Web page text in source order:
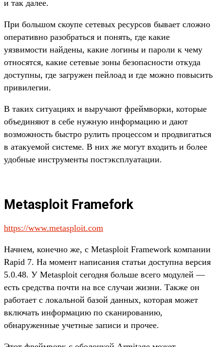
и так далее.
При большом скоупе сетевых ресурсов бывает сложно
оперативно разобраться и понять, где какие
уязвимости найдены, какие логины и пароли к чему
относятся, какие сетевые зоны безопасности откуда
доступны, где загружен пейлоад и где можно повысить
привилегии.
В таких ситуациях и выручают фреймворки, которые
объединяют в себе нужную информацию и дают
возможность быстро рулить процессом и продвигаться
в атакуемой системе. В них же могут входить и более
удобные инструменты постэксплуатации.
Metasploit Framefork
https://www.metasploit.com
Начнем, конечно же, с Metasploit Framework компании
Rapid 7. На момент написания статьи доступна версия
5.0.48. У Metasploit сегодня больше всего модулей —
есть средства почти на все случаи жизни. Также он
работает с локальной базой данных, которая может
включать информацию по сканированию,
обнаруженные учетные записи и прочее.